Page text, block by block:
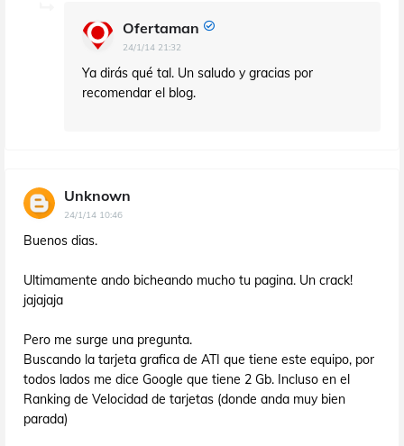
Ofertaman
24/1/14 21:32
Ya dirás qué tal. Un saludo y gracias por
recomendar el blog.
Unknown
24/1/14 10:46
Buenos dias.
Ultimamente ando bicheando mucho tu pagina. Un crack!
jajajaja
Pero me surge una pregunta.
Buscando la tarjeta grafica de ATI que tiene este equipo, por
todos lados me dice Google que tiene 2 Gb. Incluso en el
Ranking de Velocidad de tarjetas (donde anda muy bien
parada)